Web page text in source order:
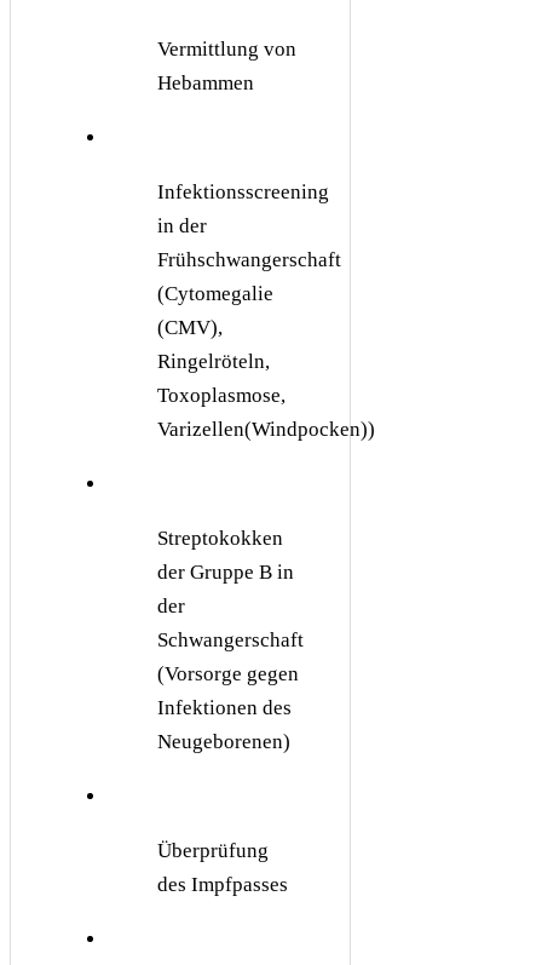
Vermittlung von
Hebammen
Infektionsscreening
in der
Frühschwangerschaft
(Cytomegalie
(CMV),
Ringelröteln,
Toxoplasmose,
Varizellen(Windpocken))
Streptokokken
der Gruppe B in
der
Schwangerschaft
(Vorsorge gegen
Infektionen des
Neugeborenen)
Überprüfung
des Impfpasses